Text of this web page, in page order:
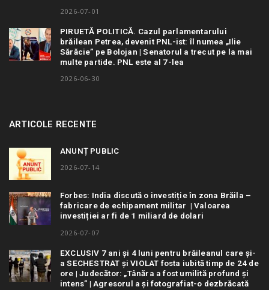
2026-07-01
PIRUETĂ POLITICĂ. Cazul parlamentarului
brăilean Petrea, devenit PNL-ist: îl numea „Ilie
Sărăcie” pe Bolojan | Senatorul a trecut pe la mai
multe partide. PNL este al 7-lea
2026-06-30
ARTICOLE RECENTE
ANUNȚ PUBLIC
2026-07-14
Forbes: India discută o investiție în zona Brăila –
fabricare de echipament militar | Valoarea
investiției ar fi de 1 miliard de dolari
2026-07-07
EXCLUSIV 7 ani și 4 luni pentru brăileanul care și-
a SECHESTRAT și VIOLAT fosta iubită timp de 24 de
ore | Judecător: „Tânăra a fost umilită profund și
intens” | Agresorul a și fotografiat-o dezbrăcată